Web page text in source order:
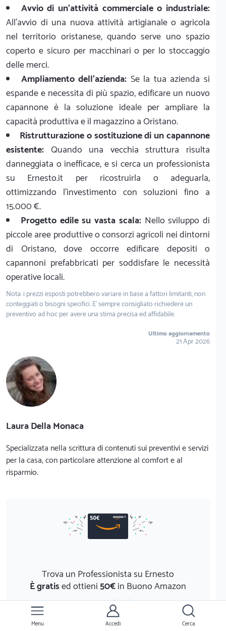
Avvio di un'attività commerciale o industriale:
All'avvio di una nuova attività artigianale o agricola
nel territorio oristanese, quando serve uno spazio
coperto e sicuro per macchinari o per lo stoccaggio
delle merci.
Ampliamento dell'azienda: Se la tua azienda si
espande e necessita di più spazio, edificare un nuovo
capannone è la soluzione ideale per ampliare la
capacità produttiva e il magazzino a Oristano.
Ristrutturazione o sostituzione di un capannone
esistente: Quando una vecchia struttura risulta
danneggiata o inefficace, e si cerca un professionista
su Ernesto.it per ricostruirla o adeguarla,
ottimizzando l'investimento con soluzioni fino a
15.000 €.
Progetto edile su vasta scala:Nello sviluppo di
piccole aree produttive o consorzi agricoli nei dintorni
di Oristano, dove occorre edificare depositi o
capannoni prefabbricati per soddisfare le necessità
operative locali.
Nota: i prezzi esposti potrebbero variare in base a fattori limitanti, non
conteggiati o bisogni specifici. E' sempre consigliato richiedere un
preventivo ad hoc per avere una stima precisa ed affidabile.
Ultimo aggiornamento
21 Apr 2026
Laura Della Monaca
Specializzata nella scrittura di contenuti sui preventivi e servizi
per la casa, con particolare attenzione al comfort e al
risparmio.
Trova un Professionista su Ernesto
È gratised ottieni50€in Buono Amazon
Scopri di più
Menu Accedi Cerca